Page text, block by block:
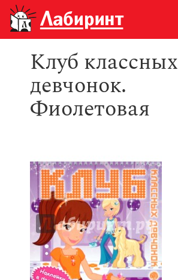
Клуб классных
девчонок.
Фиолетовая